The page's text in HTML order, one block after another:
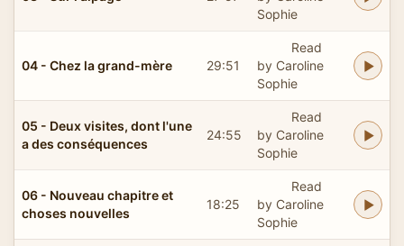
Sophie
04 - Chez la grand-mère 29:51
Read
by Caroline
Sophie
05 - Deux visites, dont l'une
a des conséquences
24:55
Read
by Caroline
Sophie
06 - Nouveau chapitre et
choses nouvelles
18:25
Read
by Caroline
Sophie